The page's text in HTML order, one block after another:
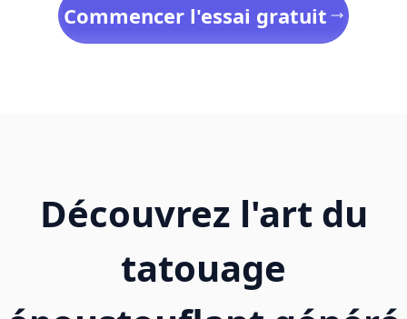
Commencer l'essai gratuit
Découvrez l'art du
tatouage